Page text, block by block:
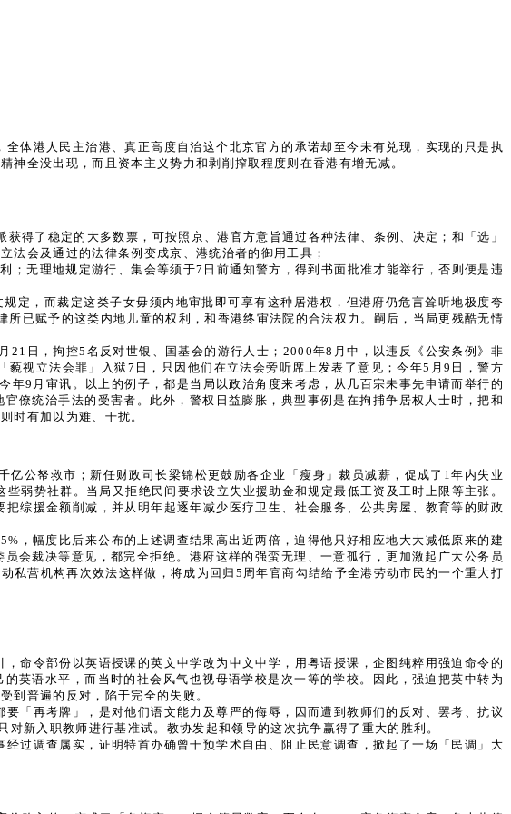
体港人民主治港、真正高度自治这个北京官方的承诺却至今未有兑现，实现的只是执
全没出现，而且资本主义势力和剥削搾取程度则在香港有增无减。
得了稳定的大多数票，可按照京、港官方意旨通过各种法律、条例、决定；和「选」
法会及通过的法律条例变成京、港统治者的御用工具；
无理地规定游行、集会等须于7日前通知警方，得到书面批准才能举行，否则便是违
定，而裁定这类子女毋须内地审批即可享有这种居港权，但港府仍危言耸听地极度夸
已赋予的这类内地儿童的权利，和香港终审法院的合法权力。嗣后，当局更残酷无情
日，拘控5名反对世银、国基会的游行人士；2000年8月中，以违反《公安条例》非
视立法会罪」入狱7日，只因他们在立法会旁听席上发表了意见；今年5月9日，警方
9月审讯。以上的例子，都是当局以政治角度来考虑，从几百宗未事先申请而举行的
僚统治手法的受害者。此外，警权日益膨胀，典型事例是在拘捕争居权人士时，把和
时有加以为难、干扰。
公帑救市；新任财政司长梁锦松更鼓励各企业「瘦身」裁员减薪，促成了1年内失业
弱势社群。当局又拒绝民间要求设立失业援助金和规定最低工资及工时上限等主张。
综援金额削减，并从明年起逐年减少医疗卫生、社会服务、公共房屋、教育等的财政
，幅度比后来公布的上述调查结果高出近两倍，迫得他只好相应地大大减低原来的建
会裁决等意见，都完全拒绝。港府这样的强蛮无理、一意孤行，更加激起广大公务员
私营机构再次效法这样做，将成为回归5周年官商勾结给予全港劳动市民的一个重大打
命令部份以英语授课的英文中学改为中文中学，用粤语授课，企图纯粹用强迫命令的
英语水平，而当时的社会风气也视母语学校是次一等的学校。因此，强迫把英中转为
到普遍的反对，陷于完全的失败。
「再考牌」，是对他们语文能力及尊严的侮辱，因而遭到教师们的反对、罢考、抗议
新入职教师进行基准试。教协发起和领导的这次抗争赢得了重大的胜利。
过调查属实，证明特首办确曾干预学术自由、阻止民意调查，掀起了一场「民调」大